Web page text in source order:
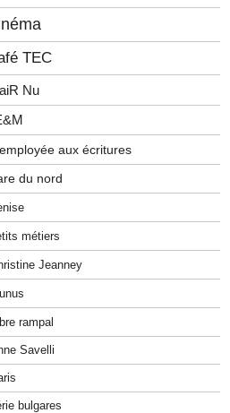
TEC
Nu
aux écritures
du nord
métiers
Jeanney
rampal
Savelli
bulgares